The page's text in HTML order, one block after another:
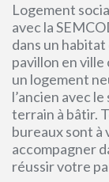
Logement
avec la
dans un
pavillon en ville
un logement
l’ancien avec
terrain à bâtir.
bureaux sont à
accompagner
réussir votre